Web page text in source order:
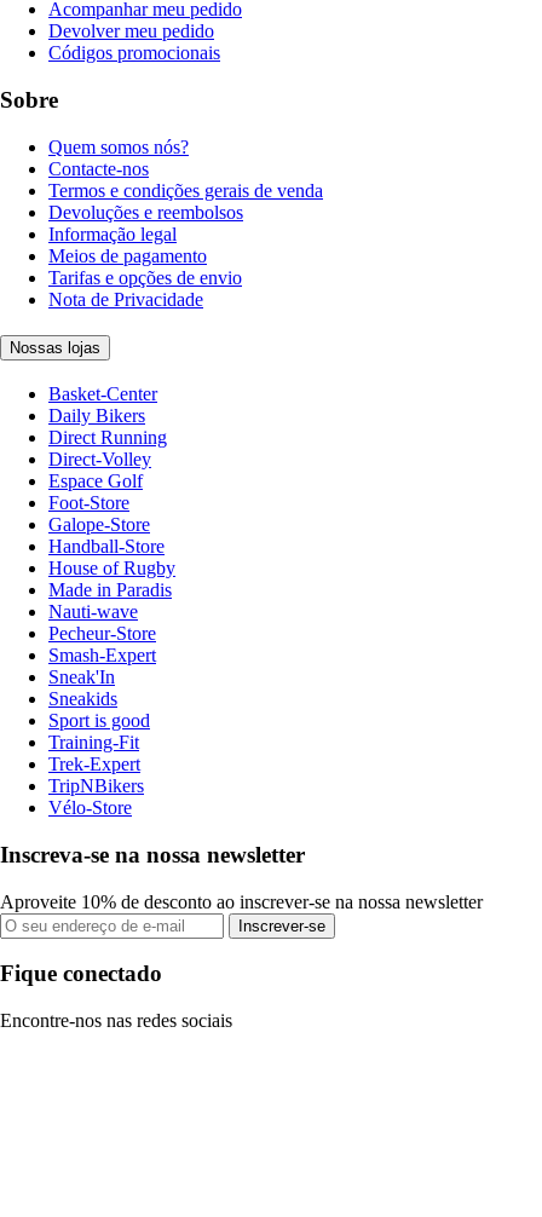
Acompanhar meu pedido
Devolver meu pedido
Códigos promocionais
Sobre
Quem somos nós?
Contacte-nos
Termos e condições gerais de venda
Devoluções e reembolsos
Informação legal
Meios de pagamento
Tarifas e opções de envio
Nota de Privacidade
Nossas lojas
Basket-Center
Daily Bikers
Direct Running
Direct-Volley
Espace Golf
Foot-Store
Galope-Store
Handball-Store
House of Rugby
Made in Paradis
Nauti-wave
Pecheur-Store
Smash-Expert
Sneak'In
Sneakids
Sport is good
Training-Fit
Trek-Expert
TripNBikers
Vélo-Store
Inscreva-se na nossa newsletter
Aproveite 10% de desconto ao inscrever-se na nossa newsletter
Inscrever-se
Fique conectado
Encontre-nos nas redes sociais